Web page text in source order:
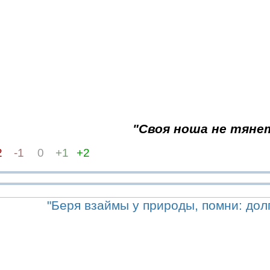
"Своя ноша не
-1 0 +1 +2